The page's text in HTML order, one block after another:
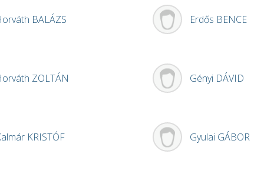
BALÁZS
ZOLTÁN
KRISTÓF
Erdős BENCE
Gényi DÁVID
Gyulai GÁBOR